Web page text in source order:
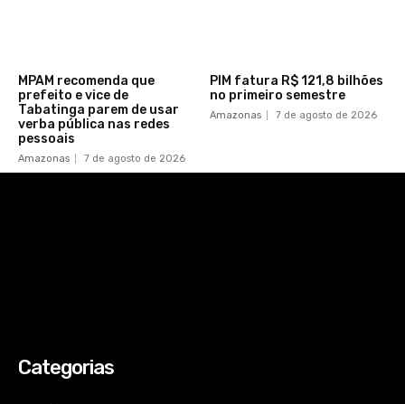
MPAM recomenda que
prefeito e vice de
Tabatinga parem de usar
verba pública nas redes
pessoais
Amazonas 7 de agosto de 2026
PIM fatura R$ 121,8 bilhões
no primeiro semestre
Amazonas 7 de agosto de 2026
Categorias